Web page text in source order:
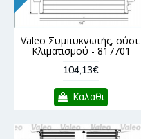
Valeo Συμπυκνωτής, σύστ.
Κλιματισμού - 817701
104,13€
Καλαθι